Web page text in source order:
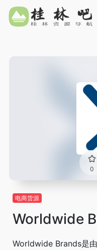
0
电商货源
Worldwide
Worldwide Brands是